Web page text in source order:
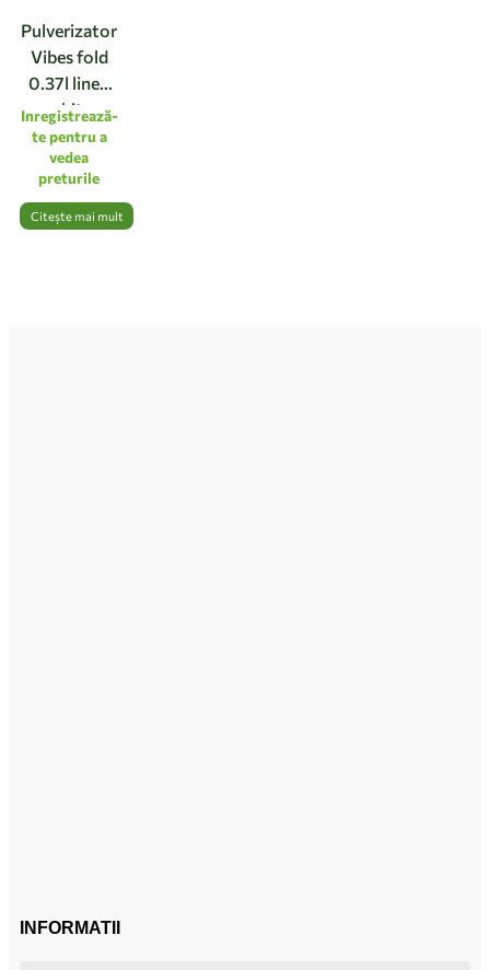
Pulverizator
Vibes fold
0.37l linen
white
Inregistrează-
te pentru a
vedea
preturile
Citește mai mult
INFORMATII